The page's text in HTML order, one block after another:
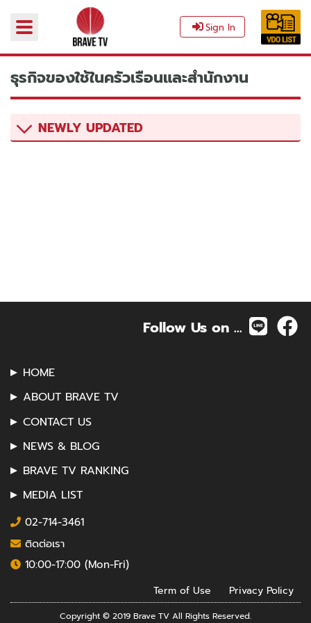
Sign In
ธุรกิจของใช้ในครัวเรือนและสำนักงาน
Follow Us on ...
HOME
ABOUT BRAVE TV
CONTACT US
NEWS & BLOG
BRAVE TV RANKING
MEDIA LIST
02-714-3461
ติดต่อเรา
10:00-17:00 (Mon-Fri)
Term of Use Privacy Policy
Copyright © 2019 Brave TV All Rights Reserved.